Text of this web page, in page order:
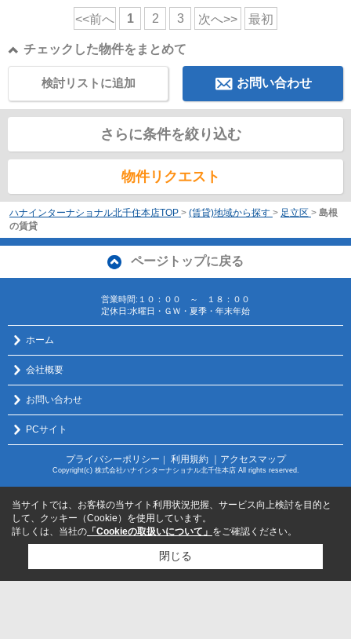
<<前へ 1 2 3 次へ>> 最初
チェックした物件をまとめて
お問い合わせ
検討リストに追加
さらに条件を絞り込む
物件リクエスト
ハナインターナショナル北千住本店TOP > (賃貸)地域から探す > 足立区 > 島根
の賃貸
ページトップに戻る
営業時間:１０：００ ～ １８：００
定休日:水曜日・ＧＷ・夏季・年末年始
ホーム
会社概要
お問い合わせ
PCサイト
プライバシーポリシー ｜ 利用規約 ｜アクセスマップ
Copyright(c) 株式会社ハナインターナショナル北千住本店 All rights reserved.
当サイトでは、お客様の当サイト利用状況把握、サービス向上検討を目的と
して、クッキー（Cookie）を使用しています。
詳しくは、当社の 「Cookieの取扱いについて」 をご確認ください。
閉じる